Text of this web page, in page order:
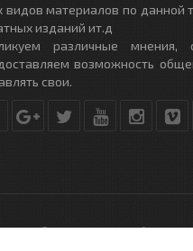
видов материалов по
изданий ит.д
различные мнения,
возможность
свои.
© 2010-2017. Разработано